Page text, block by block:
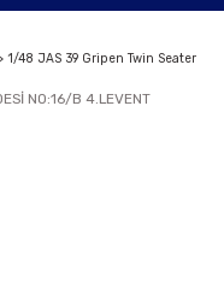
NO:16/B 4.LEVENT